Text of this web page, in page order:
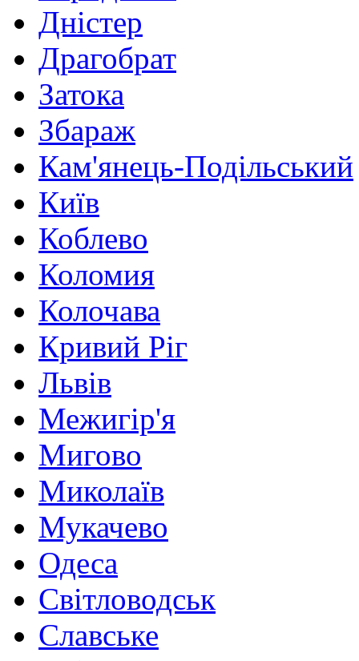
Дністер
Драгобрат
Затока
Збараж
Кам'янець-Подільський
Київ
Коблево
Коломия
Колочава
Кривий Ріг
Львів
Межигір'я
Мигово
Миколаїв
Мукачево
Одеса
Світловодськ
Славське